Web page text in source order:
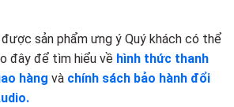
sản phẩm ưng ý Quý khách có thể
đây để tìm hiểu về hình thức thanh
hàng và chính sách bảo hành đổi